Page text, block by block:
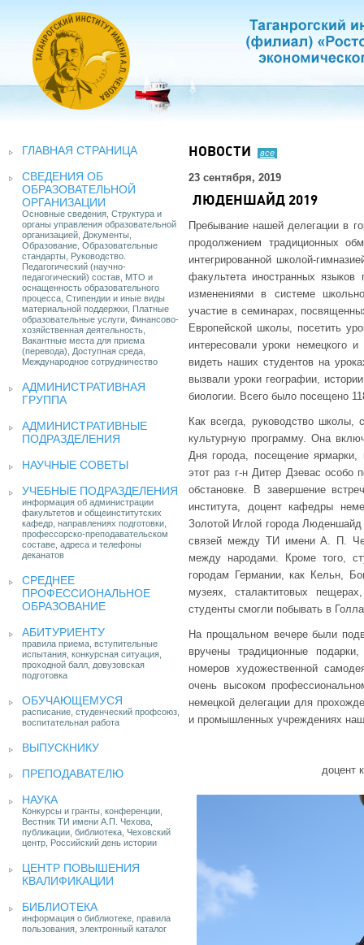
ГЛАВНАЯ СТРАНИЦА
СВЕДЕНИЯ ОБ
ОБРАЗОВАТЕЛЬНОЙ
ОРГАНИЗАЦИИ
Основные сведения, Структура и
органы управления образовательной
организацией, Документы,
Образование, Образовательные
стандарты, Руководство.
Педагогический (научно-
педагогический) состав, МТО и
оснащенность образовательного
процесса, Стипендии и иные виды
материальной поддержки, Платные
образовательные услуги, Финансово-
хозяйственная деятельность,
Вакантные места для приема
(перевода), Доступная среда,
Международное сотрудничество
АДМИНИСТРАТИВНАЯ
ГРУППА
АДМИНИСТРАТИВНЫЕ
ПОДРАЗДЕЛЕНИЯ
НАУЧНЫЕ СОВЕТЫ
УЧЕБНЫЕ ПОДРАЗДЕЛЕНИЯ
информация об администрации
факультетов и общеинститутских
кафедр, направлениях подготовки,
профессорско-преподавательском
составе, адреса и телефоны
деканатов
СРЕДНЕЕ
ПРОФЕССИОНАЛЬНОЕ
ОБРАЗОВАНИЕ
АБИТУРИЕНТУ
правила приема, вступительные
испытания, конкурсная ситуация,
проходной балл, довузовская
подготовка
ОБУЧАЮЩЕМУСЯ
расписание, студенческий профсоюз,
воспитательная работа
ВЫПУСКНИКУ
ПРЕПОДАВАТЕЛЮ
НАУКА
Конкурсы и гранты, конференции,
Вестник ТИ имени А.П. Чехова,
публикации, библиотека, Чеховский
центр, Российский день истории
ЦЕНТР ПОВЫШЕНИЯ
КВАЛИФИКАЦИИ
БИБЛИОТЕКА
информация о библиотеке, правила
пользования, электронный каталог
НОВОСТИ все
23 сентября, 2019
ЛЮДЕНШАЙД 2019
Пребывание нашей делегации в
продолжением традиционных
интегрированной школой-
факультета иностранных
изменениями в системе
участие в семинарах,
Европейской школы, посетить
интересовали уроки немецкого
видеть наших студентов на
вызвали уроки географии,
биологии. Всего было посещено
Как всегда, руководство
культурную программу. Она
Дня города, посещение
этот раз г-н Дитер Дзевас особо
обстановке. В завершение
института, доцент кафедры
Золотой Иглой города
связей между ТИ имени А. П.
между народами. Кроме того,
городам Германии, как Кельн,
музеях, сталактитовых
студенты смогли побывать в
На прощальном вечере были
вручены традиционные
номеров художественной
очень высоком
немецкой делегации для
и промышленных учреждениях
доцент